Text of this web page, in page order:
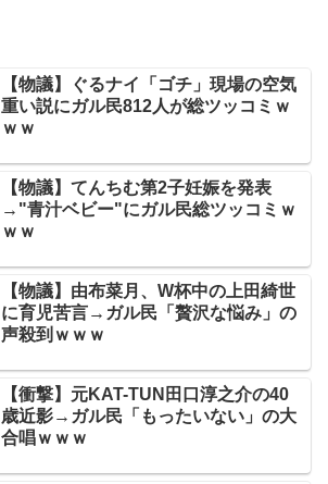
【物議】ぐるナイ「ゴチ」現場の空気
重い説にガル民812人が総ツッコミｗ
ｗｗ
【物議】てんちむ第2子妊娠を発表
→"青汁ベビー"にガル民総ツッコミｗ
ｗｗ
【物議】由布菜月、W杯中の上田綺世
に育児苦言→ガル民「贅沢な悩み」の
声殺到ｗｗｗ
【衝撃】元KAT-TUN田口淳之介の40
歳近影→ガル民「もったいない」の大
合唱ｗｗｗ